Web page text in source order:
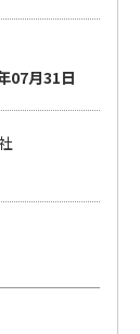
07月31日